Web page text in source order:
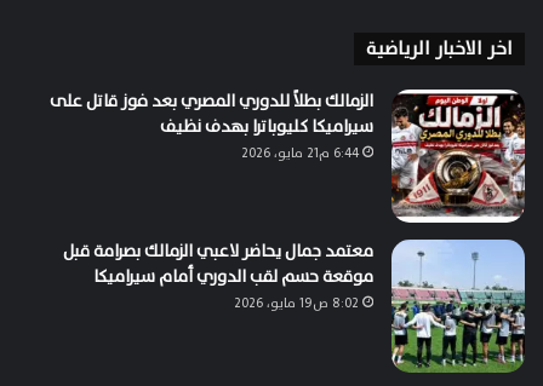
اخر الاخبار الرياضية
الزمالك بطلاً للدوري المصري بعد فوز قاتل على
سيراميكا كليوباترا بهدف نظيف
6:44 م21 مايو، 2026
معتمد جمال يحاضر لاعبي الزمالك بصرامة قبل
موقعة حسم لقب الدوري أمام سيراميكا
8:02 ص19 مايو، 2026